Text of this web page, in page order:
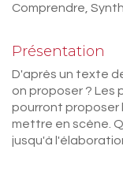
Comprendre,
Présentation
D'après un texte
on proposer ? Les
pourront proposer
mettre en scène.
jusqu'à